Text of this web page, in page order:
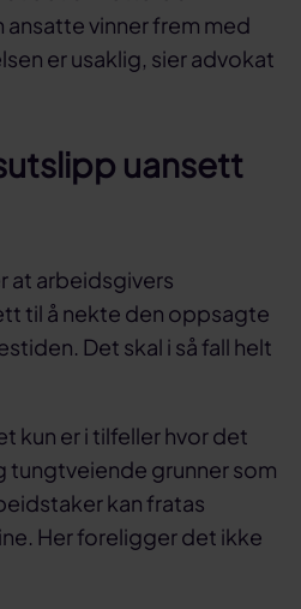
vinner frem med
er usaklig, sier advokat
uansett
at arbeidsgivers
til å nekte den oppsagte
Det skal i så fall helt
kun er i tilfeller hvor det
grunner som
kan fratas
Her foreligger det ikke